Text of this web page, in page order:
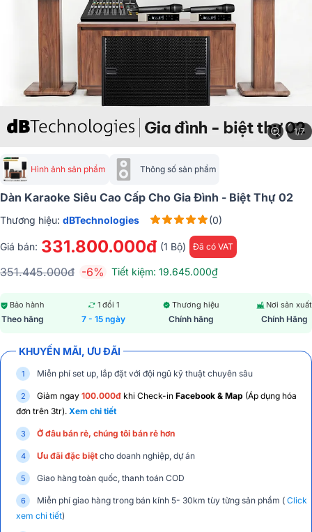
1/7
Hình ảnh sản phẩm Thông số sản phẩm
Dàn Karaoke Siêu Cao Cấp Cho Gia Đình - Biệt Thự 02
Thương hiệu: dBTechnologies (0)
Giá bán: 331.800.000đ (1 Bộ) Đã có VAT
351.445.000đ -6% Tiết kiệm: 19.645.000₫
Bảo hành
Theo hãng
1 đổi 1
7 - 15 ngày
Thương hiệu
Chính hãng
Nơi sản xuất
Chính Hãng
KHUYẾN MÃI, ƯU ĐÃI
Miễn phí set up, lắp đặt với đội ngũ kỹ thuật chuyên sâu
Giảm ngay 100.000đ khi Check-in Facebook & Map (Áp dụng hóa
đơn trên 3tr). Xem chi tiết
Ở đâu bán rẻ, chúng tôi bán rẻ hơn
Ưu đãi đặc biệt cho doanh nghiệp, dự án
Giao hàng toàn quốc, thanh toán COD
Miễn phí giao hàng trong bán kính 5- 30km tùy từng sản phẩm ( Click
xem chi tiết)